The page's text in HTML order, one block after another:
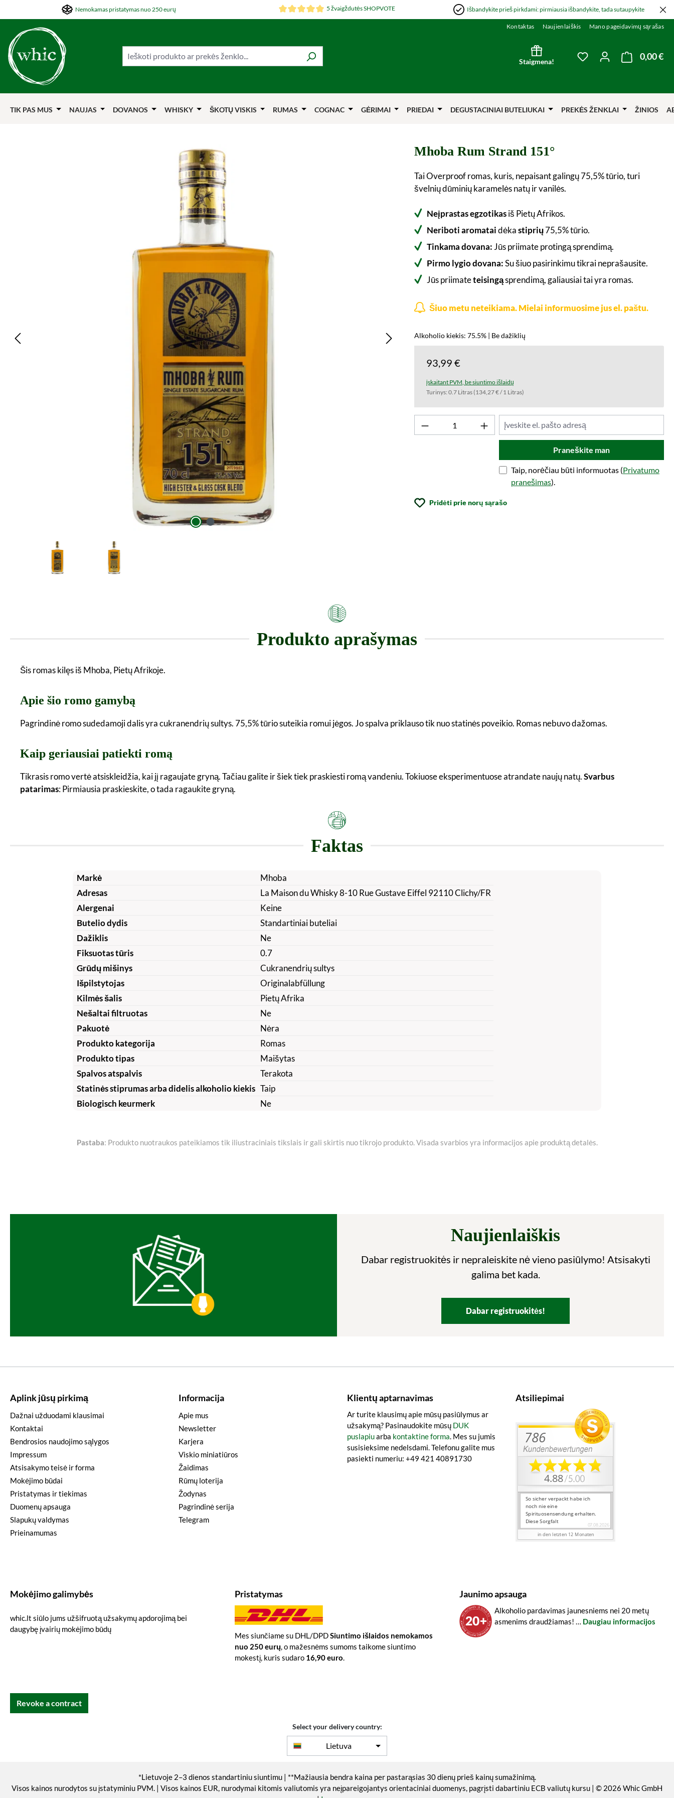
į pagrindinį turinį
Šokti į pagrindinę navigacijąNemokamas pristatymas nuo 250 eurų 5 žvaigždutės SHOPVOTE Išbandykite prieš pirkdami: pirmiausia išbandykite, tada sutaupykite
Kontaktas Naujienlaiškis Mano pageidavimų sąrašas
Staigmena!
You have 0 wishlist
0,00 €
TIK PAS MUS NAUJAS DOVANOS WHISKY ŠKOTŲ VISKIS RUMAS COGNAC GĖRIMAI PRIEDAI DEGUSTACINIAI BUTELIUKAI PREKĖS ŽENKLAI ŽINIOS
Mhoba Rum Strand 151°
Tai Overproof romas, kuris, nepaisant galingų 75,5% tūrio, turi
švelnių dūminių karamelės natų ir vanilės.
Neįprastas egzotikasiš Pietų Afrikos.
Neriboti aromataidėkastiprių75,5% tūrio.
Tinkama dovana: Jūs priimate protingą sprendimą.
Pirmo lygio dovana:Su šiuo pasirinkimu tikrai neprašausite.
Jūs priimateteisingąsprendimą, galiausiai tai yra romas.
Šiuo metu neteikiama. Mielai informuosime jus el. paštu.
Alkoholio kiekis: 75.5% | Be dažiklių
93,99 €
įskaitant PVM, be siuntimo išlaidų
Turinys:0.7 Litras(134,27 € / 1 Litras)
Praneškite man
Taip, norėčiau būti informuotas (Privatumo
pranešimas).
Pridėti prie norų sąrašo
Produkto aprašymas
Šis romas kilęs iš Mhoba, Pietų Afrikoje.
Apie šio romo gamybą
Pagrindinė romo sudedamoji dalis yra cukranendrių sultys. 75,5% tūrio suteikia romui jėgos. Jo spalva priklauso tik nuo statinės poveikio. Romas nebuvo dažomas.
Kaip geriausiai patiekti romą
Tikrasis romo vertė atsiskleidžia, kai jį ragaujate gryną. Tačiau galite ir šiek tiek praskiesti romą vandeniu. Tokiuose eksperimentuose atrandate naujų natų.Svarbus
patarimas: Pirmiausia praskieskite, o tada ragaukite gryną.
Faktas
Markė
Mhoba
Adresas
La Maison du Whisky 8-10 Rue Gustave Eiffel 92110 Clichy/FR
Alergenai
Keine
Butelio dydis
Standartiniai buteliai
Dažiklis
Ne
Fiksuotas tūris
0.7
Grūdų mišinys
Cukranendrių sultys
Išpilstytojas
Originalabfüllung
Kilmės šalis
Pietų Afrika
Nešaltai filtruotas
Ne
Pakuotė
Nėra
Produkto kategorija
Romas
Produkto tipas
Maišytas
Spalvos atspalvis
Terakota
Statinės stiprumas arba didelis alkoholio kiekis Taip
Biologisch keurmerk
Ne
Pastaba: Produkto nuotraukos pateikiamos tik iliustraciniais tikslais ir gali skirtis nuo tikrojo produkto. Visada svarbios yra informacijos apie produktą detalės.
Naujienlaiškis
Dabar registruokitės ir nepraleiskite nė vieno pasiūlymo! Atsisakyti
galima bet kada.
Dabar registruokitės!
Aplink jūsų pirkimą
Dažnai užduodami klausimai
Kontaktai
Bendrosios naudojimo sąlygos
Impressum
Atsisakymo teisė ir forma
Mokėjimo būdai
Pristatymas ir tiekimas
Duomenų apsauga
Slapukų valdymas
Prieinamumas
Informacija
Apie mus
Newsletter
Karjera
Viskio miniatiūros
Žaidimas
Rūmų loterija
Žodynas
Pagrindinė serija
Telegram
Klientų aptarnavimas
Ar turite klausimų apie mūsų pasiūlymus ar
užsakymą? Pasinaudokite mūsų DUK
puslapiuarba kontaktine forma. Mes su jumis
susisieksime nedelsdami. Telefonu galite mus
pasiekti numeriu: +49 421 40891730
Atsiliepimai
Mokėjimo galimybės
whic.lt siūlo jums užšifruotą užsakymų apdorojimą bei
daugybę įvairių mokėjimo būdų
Pristatymas
Mes siunčiame su DHL/DPDSiuntimo išlaidos nemokamos
nuo 250 eurų, o mažesnėms sumoms taikome siuntimo
mokestį, kuris sudaro 16,90 euro.
Jaunimo apsauga
Alkoholio pardavimas jaunesniems nei 20 metų
asmenims draudžiamas! … Daugiau informacijos
Revoke a contract
Select your delivery country:
Lietuva
*Lietuvoje 2–3 dienos standartiniu siuntimu | **Mažiausia bendra kaina per pastarąsias 30 dienų prieš kainų sumažinimą.
Visos kainos nurodytos su įstatyminiu PVM. | Visos kainos EUR, nurodymai kitomis valiutomis yra neįpareigojantys orientaciniai duomenys, pagrįsti dabartiniu ECB valiutų kursu | © 2026 Whic GmbH